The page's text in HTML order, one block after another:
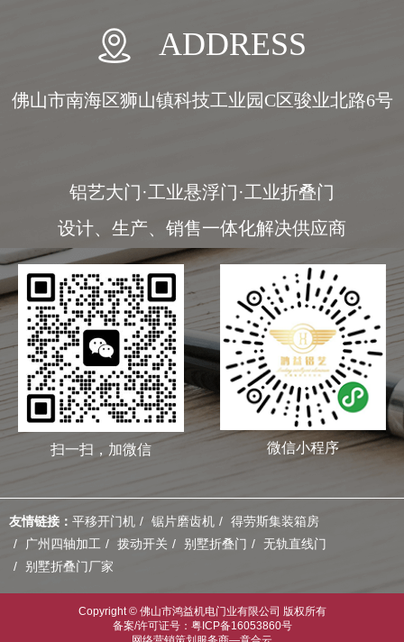
ADDRESS
佛山市南海区狮山镇科技工业园C区骏业北路6号
铝艺大门·工业悬浮门·工业折叠门
设计、生产、销售一体化解决供应商
扫一扫，加微信 微信小程序
友情链接： 平移开门机 锯片磨齿机
得劳斯集装箱房
广州四轴加工
拨动开关 别墅折叠门
无轨直线门
别墅折叠门厂家
Copyright © 佛山市鸿益机电门业有限公司 版权所有
备案/许可证号：粤ICP备16053860号